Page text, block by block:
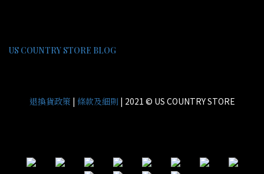
US COUNTRY STORE BLOG
退換貨政策 | 條款及細則 | 2021 © US COUNTRY STORE